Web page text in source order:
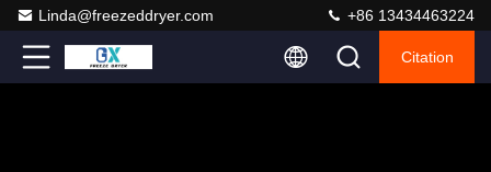
Linda@freezeddryer.com +86 13434463224
Citation